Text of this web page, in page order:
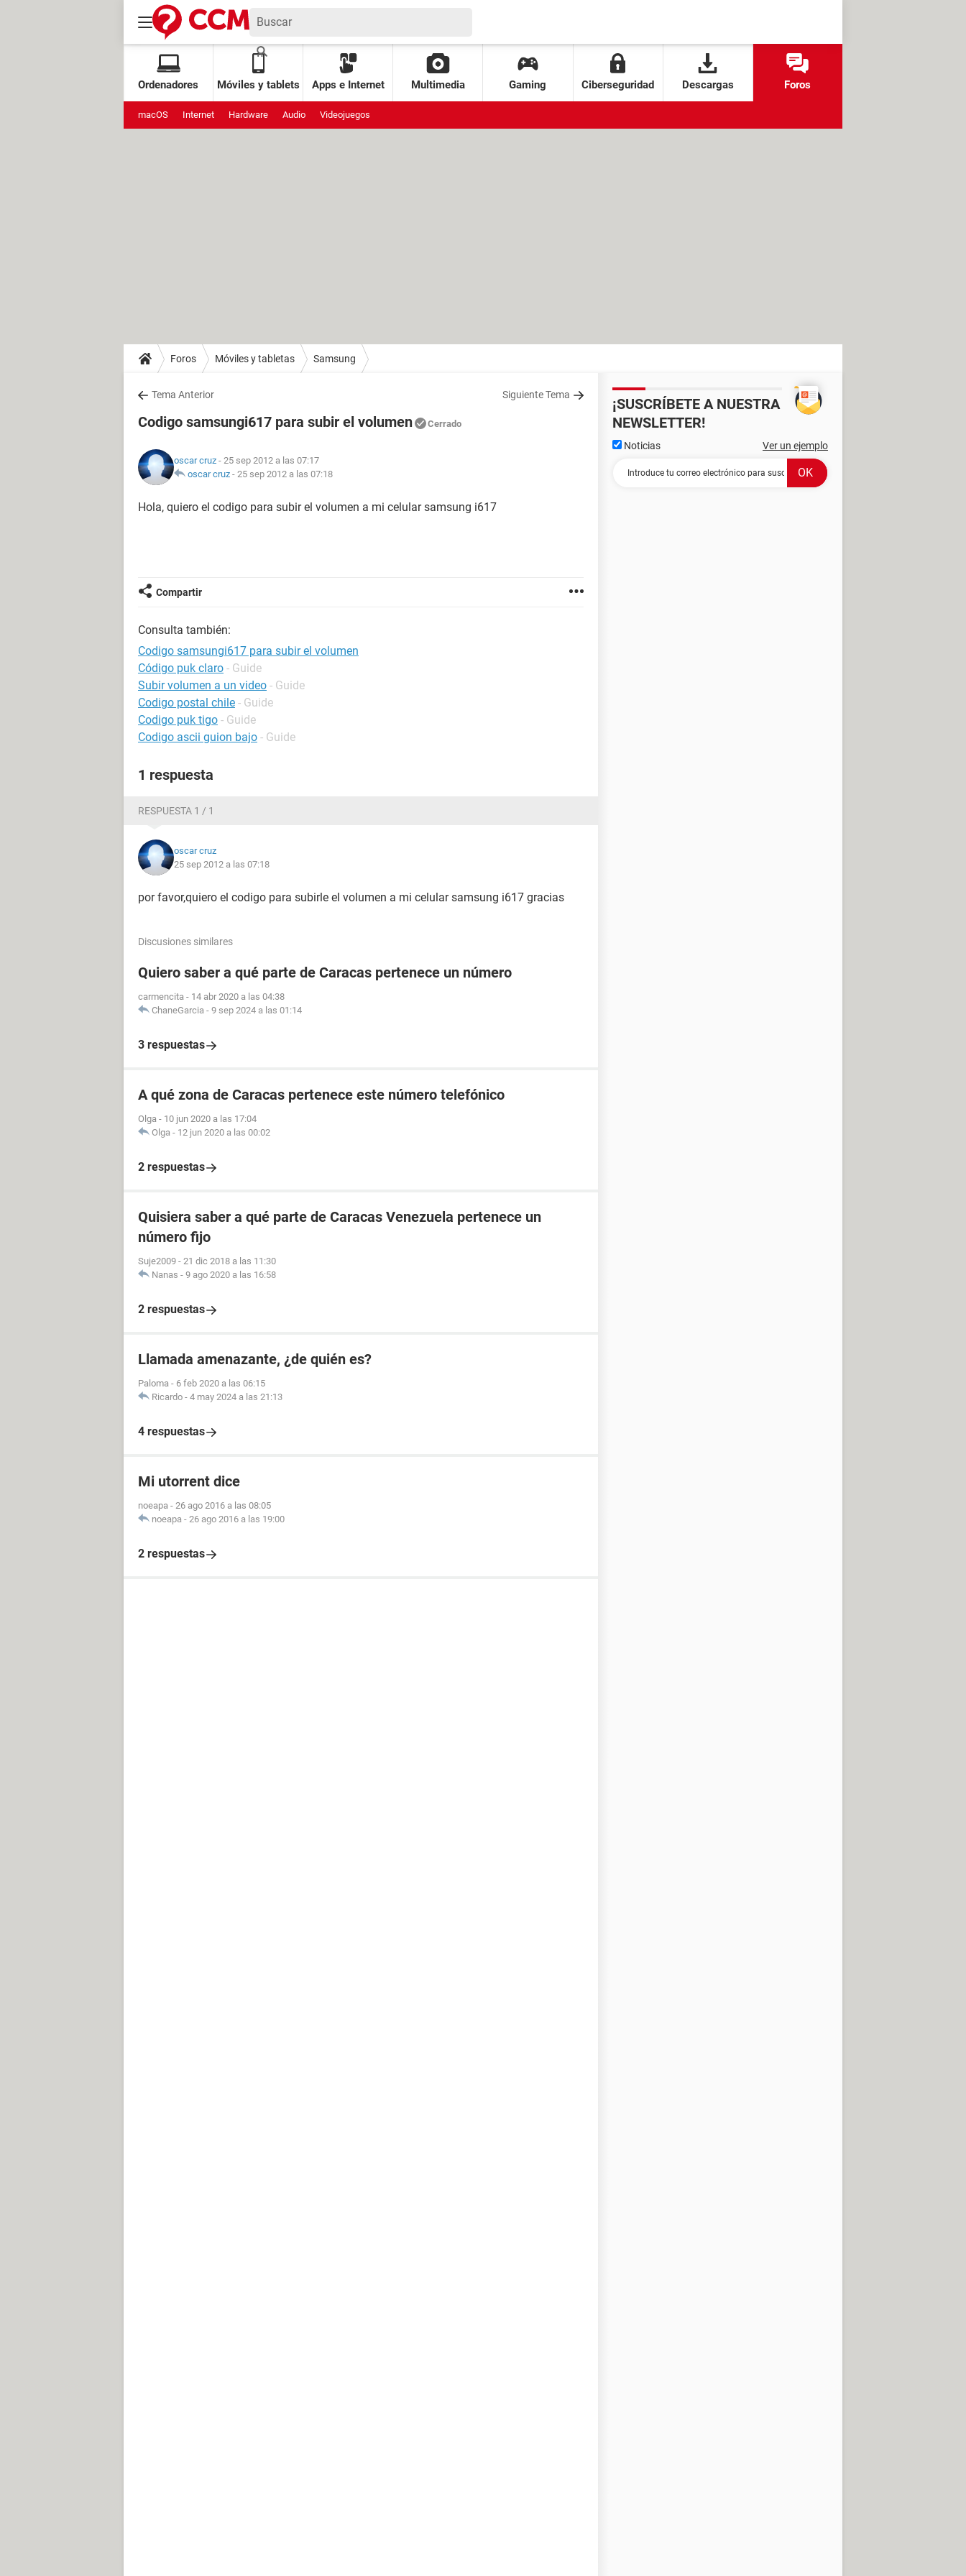
Ordenadores Móviles y tablets Apps e Internet Multimedia Gaming Ciberseguridad Descargas Foros
macOS Internet Hardware Audio Videojuegos
Foros Móviles y tabletas Samsung
Tema Anterior Siguiente Tema
Codigo samsungi617 para subir el volumen Cerrado
oscar cruz - 25 sep 2012 a las 07:17
oscar cruz - 25 sep 2012 a las 07:18
Hola, quiero el codigo para subir el volumen a mi celular samsung i617
Compartir
Consulta también:
Codigo samsungi617 para subir el volumen
Código puk claro - Guide
Subir volumen a un video - Guide
Codigo postal chile - Guide
Codigo puk tigo - Guide
Codigo ascii guion bajo - Guide
1 respuesta
RESPUESTA 1 / 1
oscar cruz
25 sep 2012 a las 07:18
por favor,quiero el codigo para subirle el volumen a mi celular samsung i617 gracias
Discusiones similares
Quiero saber a qué parte de Caracas pertenece un número
carmencita - 14 abr 2020 a las 04:38
ChaneGarcia - 9 sep 2024 a las 01:14
3 respuestas
A qué zona de Caracas pertenece este número telefónico
Olga - 10 jun 2020 a las 17:04
Olga - 12 jun 2020 a las 00:02
2 respuestas
Quisiera saber a qué parte de Caracas Venezuela pertenece un
número fijo
Suje2009 - 21 dic 2018 a las 11:30
Nanas - 9 ago 2020 a las 16:58
2 respuestas
Llamada amenazante, ¿de quién es?
Paloma - 6 feb 2020 a las 06:15
Ricardo - 4 may 2024 a las 21:13
4 respuestas
Mi utorrent dice
noeapa - 26 ago 2016 a las 08:05
noeapa - 26 ago 2016 a las 19:00
2 respuestas
¡SUSCRÍBETE A NUESTRA
NEWSLETTER!
Noticias Ver un ejemplo